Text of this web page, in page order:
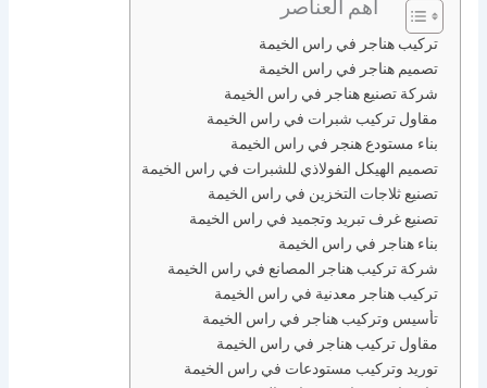
اهم العناصر
تركيب هناجر في راس الخيمة
تصميم هناجر في راس الخيمة
شركة تصنيع هناجر في راس الخيمة
مقاول تركيب شبرات في راس الخيمة
بناء مستودع هنجر في راس الخيمة
تصميم الهيكل الفولاذي للشبرات في راس الخيمة
تصنيع ثلاجات التخزين في راس الخيمة
تصنيع غرف تبريد وتجميد في راس الخيمة
بناء هناجر في راس الخيمة
شركة تركيب هناجر المصانع في راس الخيمة
تركيب هناجر معدنية في راس الخيمة
تأسيس وتركيب هناجر في راس الخيمة
مقاول تركيب هناجر في راس الخيمة
توريد وتركيب مستودعات في راس الخيمة